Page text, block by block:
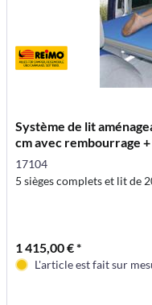
Système de lit
cm avec rembourrage +
17104
5 sièges complets et lit de
1 415,00 € *
L'article est fait sur